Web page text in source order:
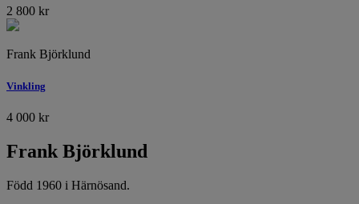
2 800 kr
Frank Björklund
Vinkling
4 000 kr
Frank Björklund
Född 1960 i Härnösand.